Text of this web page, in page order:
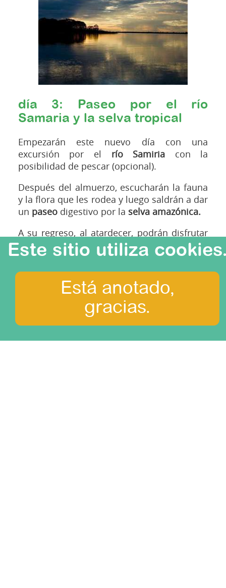
día 3: Paseo por el río
Samaria y la selva tropical
Empezarán este nuevo día con una
excursión por el río Samiria con la
posibilidad de pescar (opcional).
Después del almuerzo, escucharán la fauna
y la flora que les rodea y luego saldrán a dar
un paseo digestivo por la selva amazónica.
A su regreso, al atardecer, podrán disfrutar
de las alegrías de la selva y admirar el cielo
estrellado desde su barco, mientras navega
por elLago Encantado.
Cena a bordo.
Noche a bordo.
Este sitio utiliza
Está anotado,
gracias.